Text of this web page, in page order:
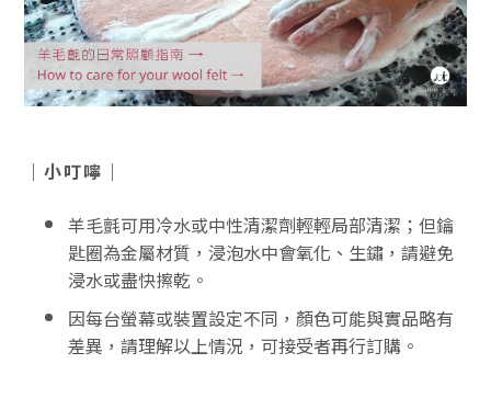
｜小叮嚀｜
羊毛氈可用冷水或中性清潔劑輕輕局部清潔；但鑰
匙圈為金屬材質，浸泡水中會氧化、生鏽，請避免
浸水或盡快擦乾。
因每台螢幕或裝置設定不同，顏色可能與實品略有
差異，請理解以上情況，可接受者再行訂購。